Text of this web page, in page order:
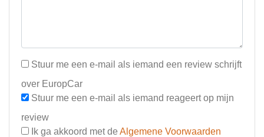
Stuur me een e-mail als iemand een review schrijft
over EuropCar
Stuur me een e-mail als iemand reageert op mijn
review
Ik ga akkoord met de Algemene Voorwaarden